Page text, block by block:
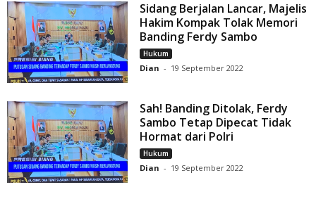
Sidang Berjalan Lancar, Majelis
Hakim Kompak Tolak Memori
Banding Ferdy Sambo
Hukum
Dian - 19 September 2022
Sah! Banding Ditolak, Ferdy
Sambo Tetap Dipecat Tidak
Hormat dari Polri
Hukum
Dian - 19 September 2022